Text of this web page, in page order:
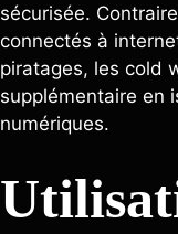
sécurisée.
connectés à
piratages, les cold
supplémentaire en
numériques.